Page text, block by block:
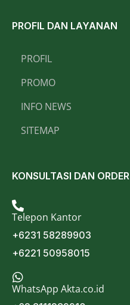
PROFIL DAN LAYANAN
PROFIL
PROMO
INFO NEWS
SITEMAP
KONSULTASI DAN ORDER
Telepon Kantor
+6231 58289903
+6221 50958015
WhatsApp Akta.co.id